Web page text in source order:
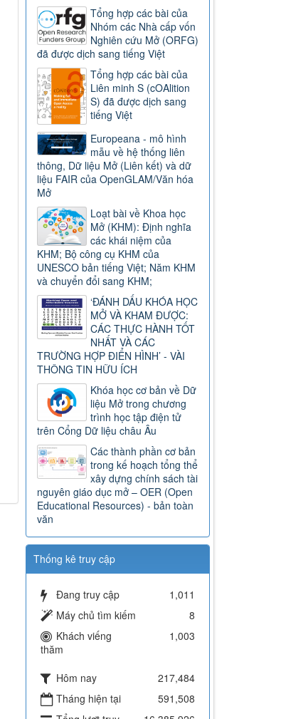
Tổng hợp các bài của
Nhóm các Nhà cấp vốn
Nghiên cứu Mở (ORFG)
đã được dịch sang tiếng Việt
Tổng hợp các bài của
Liên minh S (cOAlition
S) đã được dịch sang
tiếng Việt
Europeana - mô hình
mẫu về hệ thống liên
thông, Dữ liệu Mở (Liên kết) và dữ
liệu FAIR của OpenGLAM/Văn hóa
Mở
Loạt bài về Khoa học
Mở (KHM): Định nghĩa
các khái niệm của
KHM; Bộ công cụ KHM của
UNESCO bản tiếng Việt; Năm KHM
và chuyển đổi sang KHM;
‘ĐÁNH DẤU KHÓA HỌC
MỞ VÀ KHAM ĐƯỢC:
CÁC THỰC HÀNH TỐT
NHẤT VÀ CÁC
TRƯỜNG HỢP ĐIỂN HÌNH’ - VÀI
THÔNG TIN HỮU ÍCH
Khóa học cơ bản về Dữ
liệu Mở trong chương
trình học tập điện tử
trên Cổng Dữ liệu châu Âu
Các thành phần cơ bản
trong kế hoạch tổng thể
xây dựng chính sách tài
nguyên giáo dục mở – OER (Open
Educational Resources) - bản toàn
văn
Thống kê truy cập
Đang truy cập
1,011
Máy chủ tìm kiếm
8
Khách viếng
thăm
1,003
Hôm nay
217,484
Tháng hiện tại
591,508